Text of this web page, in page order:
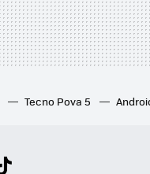
Tecno Pova 5